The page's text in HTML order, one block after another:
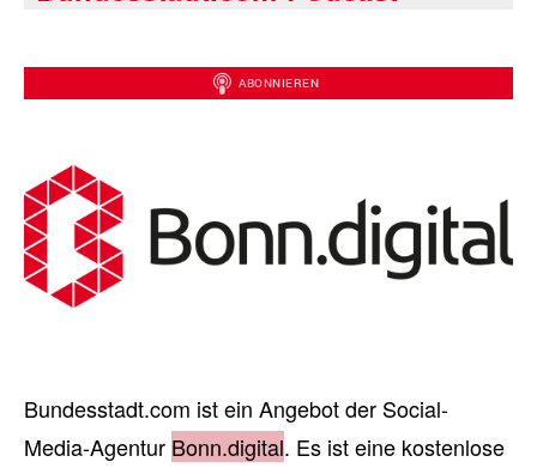
Bundesstadt.com ist ein Angebot der Social-
Media-Agentur Bonn.digital. Es ist eine kostenlose